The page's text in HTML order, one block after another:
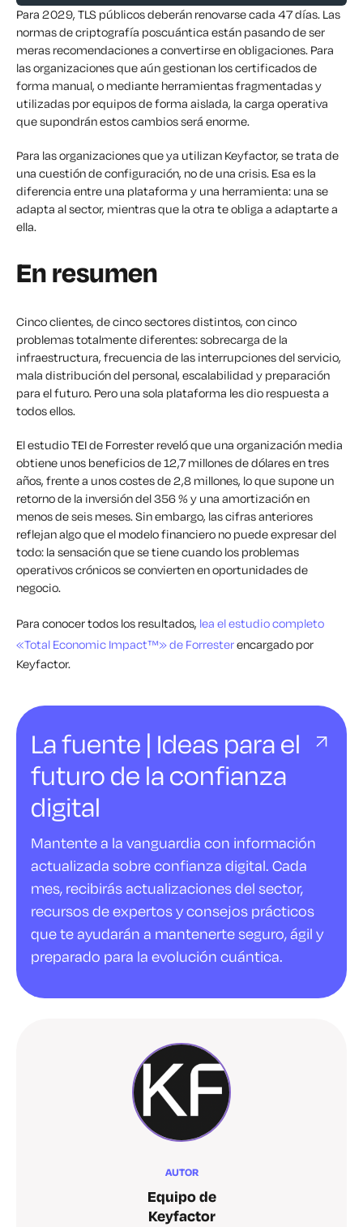
Para 2029, TLS públicos deberán renovarse cada 47 días. Las
normas de criptografía poscuántica están pasando de ser
meras recomendaciones a convertirse en obligaciones. Para
las organizaciones que aún gestionan los certificados de
forma manual, o mediante herramientas fragmentadas y
utilizadas por equipos de forma aislada, la carga operativa
que supondrán estos cambios será enorme.
Para las organizaciones que ya utilizan Keyfactor, se trata de
una cuestión de configuración, no de una crisis. Esa es la
diferencia entre una plataforma y una herramienta: una se
adapta al sector, mientras que la otra te obliga a adaptarte a
ella.
En resumen
Cinco clientes, de cinco sectores distintos, con cinco
problemas totalmente diferentes: sobrecarga de la
infraestructura, frecuencia de las interrupciones del servicio,
mala distribución del personal, escalabilidad y preparación
para el futuro. Pero una sola plataforma les dio respuesta a
todos ellos.
El estudio TEI de Forrester reveló que una organización media
obtiene unos beneficios de 12,7 millones de dólares en tres
años, frente a unos costes de 2,8 millones, lo que supone un
retorno de la inversión del 356 % y una amortización en
menos de seis meses. Sin embargo, las cifras anteriores
reflejan algo que el modelo financiero no puede expresar del
todo: la sensación que se tiene cuando los problemas
operativos crónicos se convierten en oportunidades de
negocio.
Para conocer todos los resultados, lea el estudio completo
«Total Economic Impact™» de Forresterencargado por
Keyfactor.
La fuente | Ideas para el
futuro de la confianza
digital
Mantente a la vanguardia con información
actualizada sobre confianza digital. Cada
mes, recibirás actualizaciones del sector,
recursos de expertos y consejos prácticos
que te ayudarán a mantenerte seguro, ágil y
preparado para la evolución cuántica.
AUTOR
Equipo de
Keyfactor